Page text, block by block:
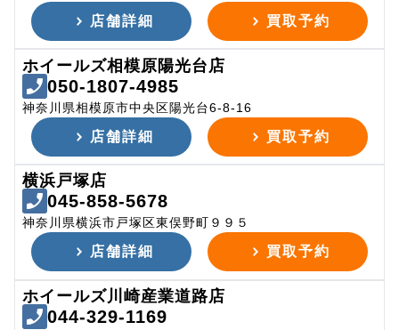
店舗詳細 買取予約
ホイールズ相模原陽光台店
050-1807-4985
神奈川県相模原市中央区陽光台6-8-16
店舗詳細 買取予約
横浜戸塚店
045-858-5678
神奈川県横浜市戸塚区東俣野町９９５
店舗詳細 買取予約
ホイールズ川崎産業道路店
044-329-1169